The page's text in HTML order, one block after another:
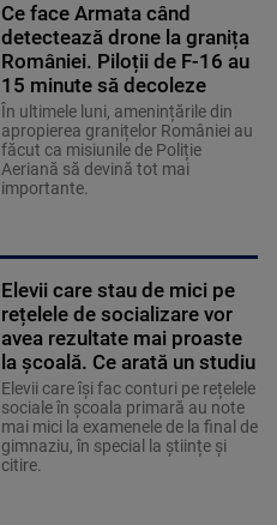
Ce face Armata când
detectează drone la granița
României. Piloții de F-16 au
15 minute să decoleze
În ultimele luni, amenințările din
apropierea granițelor României au
făcut ca misiunile de Poliție
Aeriană să devină tot mai
importante.
Elevii care stau de mici pe
rețelele de socializare vor
avea rezultate mai proaste
la școală. Ce arată un studiu
Elevii care îşi fac conturi pe rețelele
sociale în școala primară au note
mai mici la examenele de la final de
gimnaziu, în special la științe și
citire.